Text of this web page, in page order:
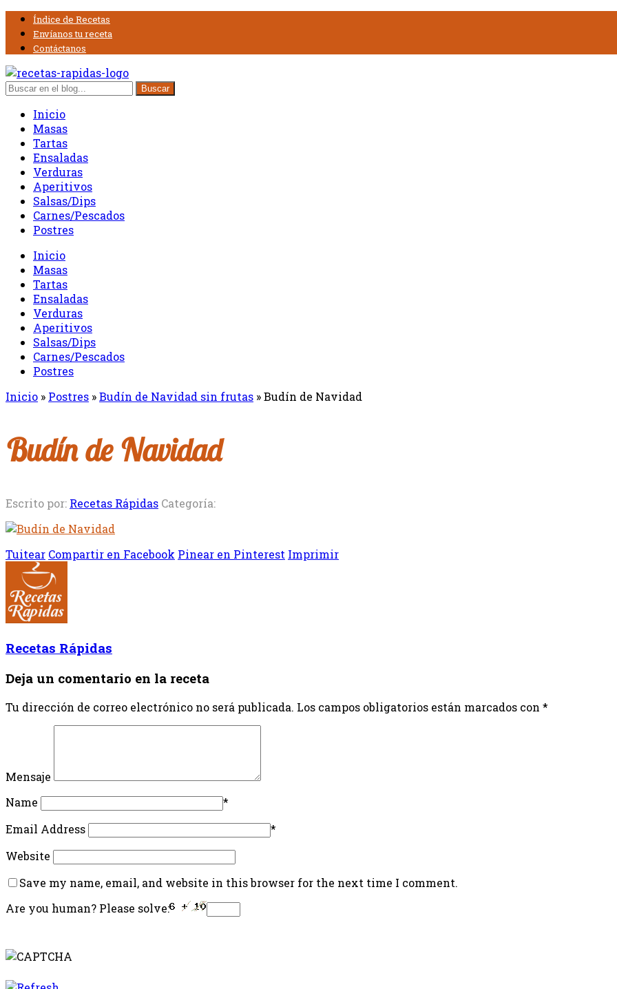
Índice de Recetas
Envíanos tu receta
Contáctanos
Inicio
Masas
Tartas
Ensaladas
Verduras
Aperitivos
Salsas/Dips
Carnes/Pescados
Postres
Inicio
Masas
Tartas
Ensaladas
Verduras
Aperitivos
Salsas/Dips
Carnes/Pescados
Postres
Inicio » Postres »Budín de Navidad sin frutas »Budín de Navidad
Budín de Navidad
Escrito por: Recetas Rápidas Categoría:
Tuitear Compartir en Facebook Pinear en Pinterest Imprimir
Recetas Rápidas
Deja un comentario en la receta
Tu dirección de correo electrónico no será publicada. Los campos obligatorios están marcados con *
Mensaje
Name
*
Email Address
*
Website
Save my name, email, and website in this browser for the next time I comment.
Are you human? Please solve: